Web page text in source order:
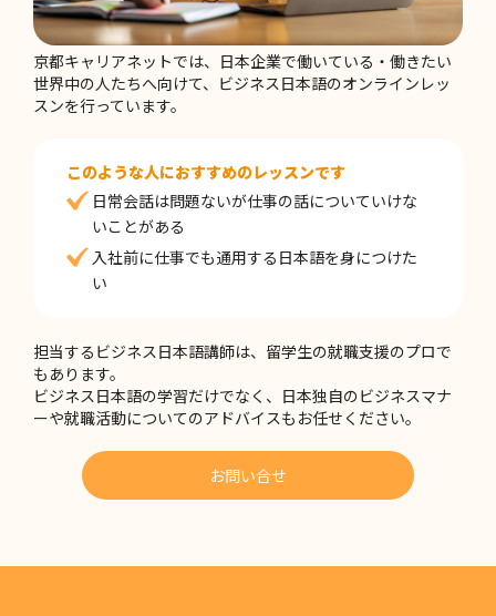
京都キャリアネットでは、日本企業で働いている・働きたい
世界中の人たちへ向けて、ビジネス日本語のオンラインレッ
スンを行っています。
このような人におすすめのレッスンです
日常会話は問題ないが仕事の話についていけな
いことがある
入社前に仕事でも通用する日本語を身につけた
い
担当するビジネス日本語講師は、留学生の就職支援のプロで
もあります。
ビジネス日本語の学習だけでなく、日本独自のビジネスマナ
ーや就職活動についてのアドバイスもお任せください。
お問い合せ